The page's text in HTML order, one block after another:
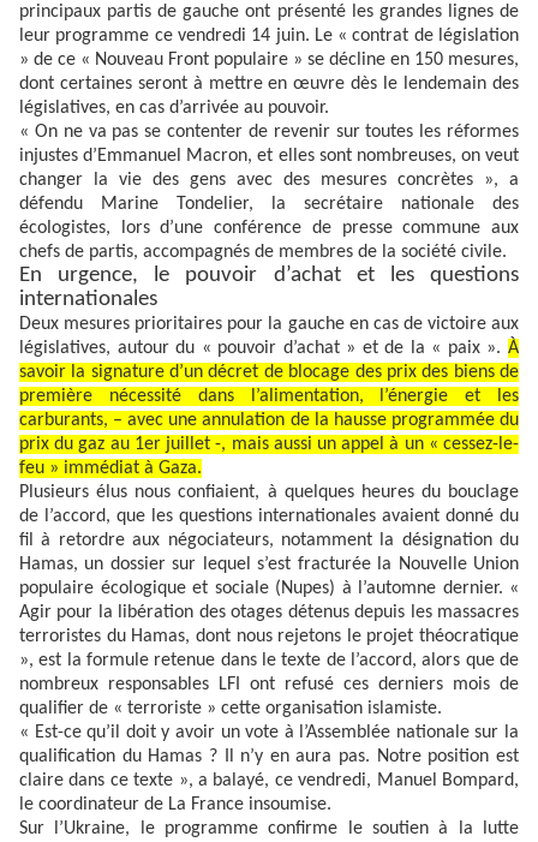
principaux partis de gauche ont présenté les grandes lignes de
leur programme ce vendredi 14 juin. Le « contrat de législation
» de ce « Nouveau Front populaire » se décline en 150 mesures,
dont certaines seront à mettre en œuvre dès le lendemain des
législatives, en cas d’arrivée au pouvoir.
« On ne va pas se contenter de revenir sur toutes les réformes
injustes d’Emmanuel Macron, et elles sont nombreuses, on veut
changer la vie des gens avec des mesures concrètes », a
défendu Marine Tondelier, la secrétaire nationale des
écologistes, lors d’une conférence de presse commune aux
chefs de partis, accompagnés de membres de la société civile.
En urgence, le pouvoir d’achat et les questions
internationales
Deux mesures prioritaires pour la gauche en cas de victoire aux
législatives, autour du « pouvoir d’achat » et de la « paix ». À
savoir la signature d’un décret de blocage des prix des biens de
première nécessité dans l’alimentation, l’énergie et les
carburants, – avec une annulation de la hausse programmée du
prix du gaz au 1er juillet -, mais aussi un appel à un « cessez-le-
feu » immédiat à Gaza.
Plusieurs élus nous confiaient, à quelques heures du bouclage
de l’accord, que les questions internationales avaient donné du
fil à retordre aux négociateurs, notamment la désignation du
Hamas, un dossier sur lequel s’est fracturée la Nouvelle Union
populaire écologique et sociale (Nupes) à l’automne dernier. «
Agir pour la libération des otages détenus depuis les massacres
terroristes du Hamas, dont nous rejetons le projet théocratique
», est la formule retenue dans le texte de l’accord, alors que de
nombreux responsables LFI ont refusé ces derniers mois de
qualifier de « terroriste » cette organisation islamiste.
« Est-ce qu’il doit y avoir un vote à l’Assemblée nationale sur la
qualification du Hamas ? Il n’y en aura pas. Notre position est
claire dans ce texte », a balayé, ce vendredi, Manuel Bompard,
le coordinateur de La France insoumise.
Sur l’Ukraine, le programme confirme le soutien à la lutte